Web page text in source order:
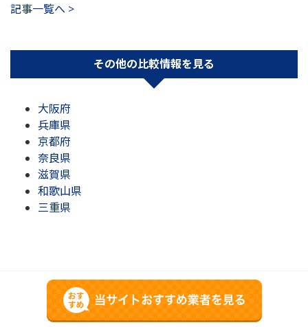
記事一覧へ >
その他の比較情報を見る
大阪府
兵庫県
京都府
奈良県
滋賀県
和歌山県
三重県
プライバシーポリシー
©2020 トイレつまり修理業者比較ランキング